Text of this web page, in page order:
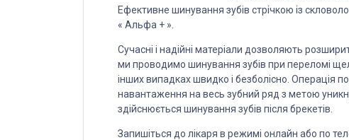
Ефективне шинування зубів стрічкою із
« Альфа + ».
Сучасні і надійні матеріали дозволяють
ми проводимо шинування зубів при переломі
інших випадках швидко і безболісно. Операція
навантаження на весь зубний ряд з метою
здійснюється шинування зубів після брекетів.
Запишіться до лікаря в режимі онлайн або по